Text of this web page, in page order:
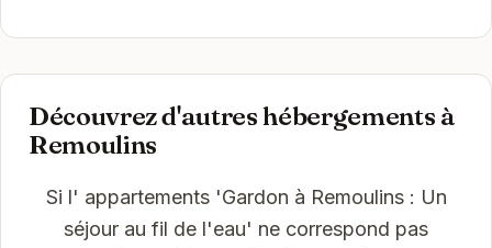
Découvrez d'autres hébergements à
Remoulins
Si l' appartements 'Gardon à Remoulins : Un
séjour au fil de l'eau' ne correspond pas